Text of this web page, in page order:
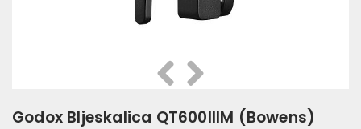
PrethodnaSlijedeća
Godox Bljeskalica QT600IIIM (Bowens)